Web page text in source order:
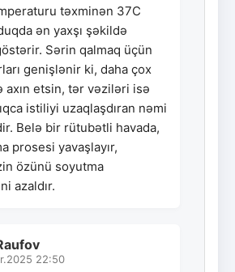
təxminən 37C
ən yaxşı şəkildə
Sərin qalmaq üçün
genişlənir ki, daha çox
axın etsin, tər vəziləri isə
istiliyi uzaqlaşdıran nəmi
Belə bir rütubətli havada,
prosesi yavaşlayır,
özünü soyutma
azaldır.
22:50